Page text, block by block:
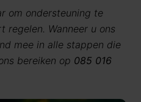
om ondersteuning te
regelen. Wanneer u ons
mee in alle stappen die
bereiken op 085 016